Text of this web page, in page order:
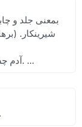
شیرینکار.
(ناظم الاطباء). آدم چست و تردست. (فرهنگ نظام). ...
( ~. دَ)(ص مر.)1 - چابک . 2 - ماهر، زبردست .